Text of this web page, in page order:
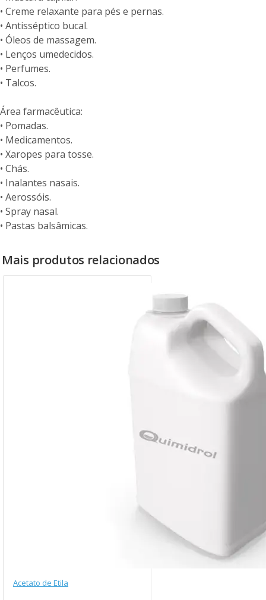
• Creme relaxante para pés e pernas.
• Antisséptico bucal.
• Óleos de massagem.
• Lenços umedecidos.
• Perfumes.
• Talcos.
Área farmacêutica:
• Pomadas.
• Medicamentos.
• Xaropes para tosse.
• Chás.
• Inalantes nasais.
• Aerossóis.
• Spray nasal.
• Pastas balsâmicas.
Mais produtos relacionados
Acetato de Etila